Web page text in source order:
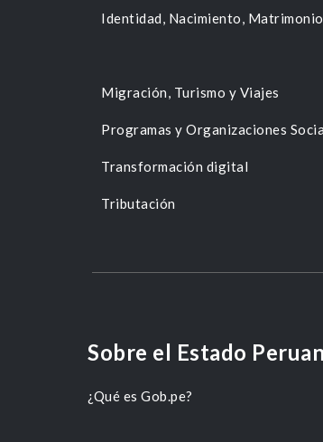
Identidad, Nacimiento,
Migración, Turismo y Viajes
Programas y Organizaciones
Transformación digital
Tributación
Sobre el Estado
¿Qué es Gob.pe?